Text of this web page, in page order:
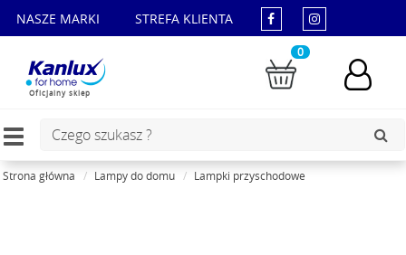
NASZE MARKI STREFA KLIENTA
Oficjalny sklep
0
Toggle
Strona główna Lampy do domu Lampki przyschodowe